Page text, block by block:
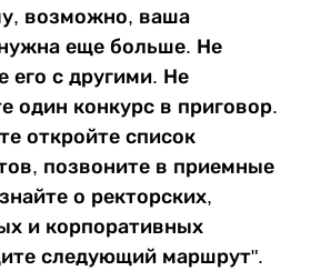
возможно, ваша
еще больше. Не
его с другими. Не
один конкурс в приговор.
откройте список
позвоните в приемные
о ректорских,
и корпоративных
следующий маршрут".